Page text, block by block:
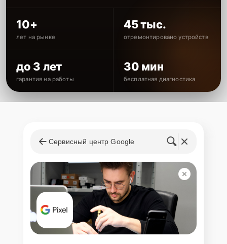
10+
лет на рынке
45 тыс.
отремонтировано устройств
до 3 лет
гарантия на работы
30 мин
бесплатная диагностика
Сервисный центр Google